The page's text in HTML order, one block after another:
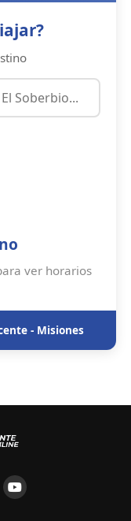
ver horarios
- Misiones